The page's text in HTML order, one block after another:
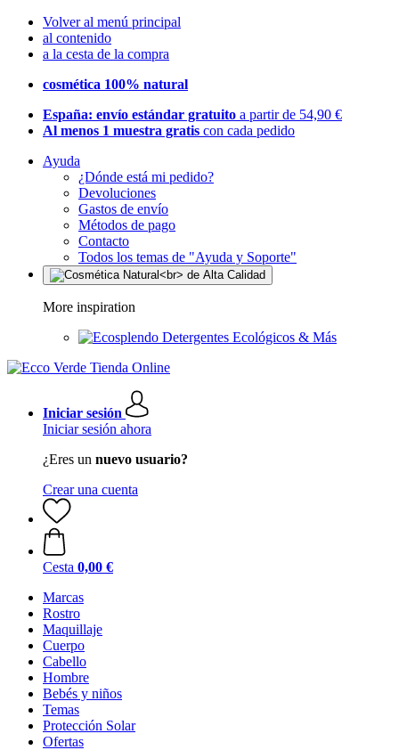
Volver al menú principal
al contenido
a la cesta de la compra
cosmética 100% natural
España: envío estándar gratuito a partir de 54,90 €
Al menos 1 muestra gratis con cada pedido
Ayuda
¿Dónde está mi pedido?
Devoluciones
Gastos de envío
Métodos de pago
Contacto
Todos los temas de "Ayuda y Soporte"
More inspiration
Detergentes Ecológicos & Más
Iniciar sesión
Iniciar sesión ahora
¿Eres un nuevo usuario?
Crear una cuenta
Cesta 0,00 €
Marcas
Rostro
Maquillaje
Cuerpo
Cabello
Hombre
Bebés y niños
Temas
Protección Solar
Ofertas